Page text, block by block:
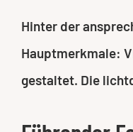
Hinter der
Hauptmerkmale:
gestaltet. Die